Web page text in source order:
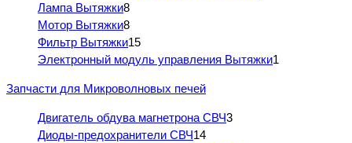
Лампа Вытяжки8
Мотор Вытяжки8
Фильтр Вытяжки15
Электронный модуль управления Вытяжки1
Запчасти для Микроволновых печей
Двигатель обдува магнетрона СВЧ3
Диоды-предохранители СВЧ14